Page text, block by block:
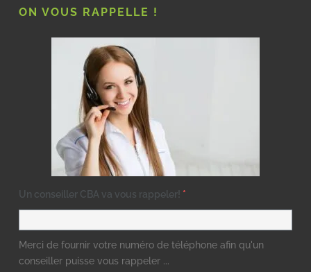
ON VOUS RAPPELLE !
Un conseiller CBA va vous rappeler! *
Merci de fournir votre numéro de téléphone afin qu'un
conseiller puisse vous rappeler ...